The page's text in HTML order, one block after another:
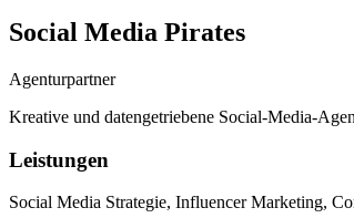
Social Media Pirates
Agenturpartner
Kreative und datengetriebene Social-Media-
Leistungen
Social Media Strategie, Influencer Marketing,